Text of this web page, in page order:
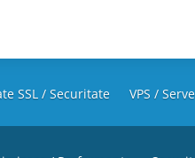
SSL / Securitate VPS /